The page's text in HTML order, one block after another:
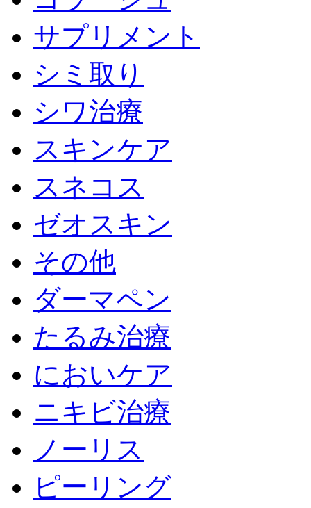
サプリメント
シミ取り
シワ治療
スキンケア
スネコス
ゼオスキン
その他
ダーマペン
たるみ治療
においケア
ニキビ治療
ノーリス
ピーリング